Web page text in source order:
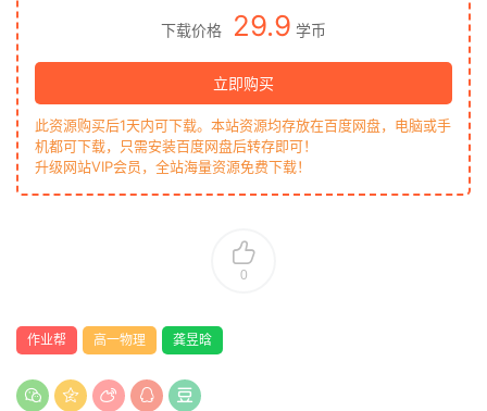
下载价格 29.9 学币
立即购买
此资源购买后1天内可下载。本站资源均存放在百度网盘，电脑或手
机都可下载，只需安装百度网盘后转存即可！
升级网站VIP会员，全站海量资源免费下载！
0
作业帮 高一物理 龚昱晗